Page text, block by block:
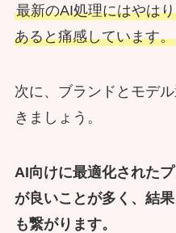
最新のAI処理にはやは
あると痛感しています。
次に、ブランドとモデ
きましょう。
AI向けに最適化された
が良いことが多く、結
も繋がります。